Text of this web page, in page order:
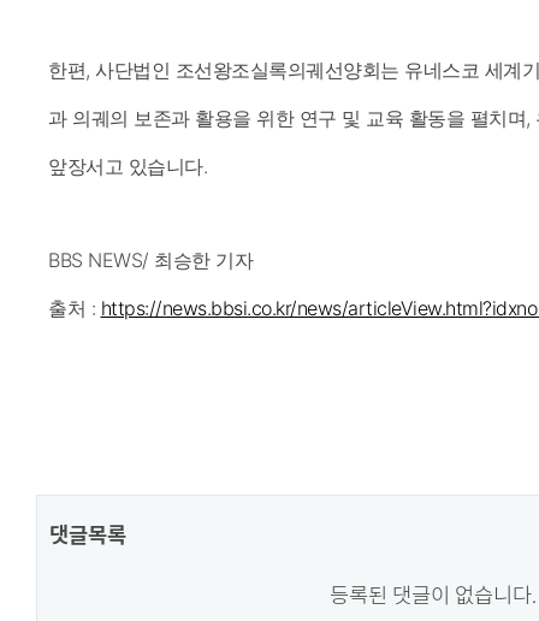
한편, 사단법인 조선왕조실록의궤선양회는 유네스코 세계
과 의궤의 보존과 활용을 위한 연구 및 교육 활동을 펼치며
앞장서고 있습니다.
BBS NEWS/ 최승한 기자
출처 : https://news.bbsi.co.kr/news/
댓글목록
등록된 댓글이 없습니다.